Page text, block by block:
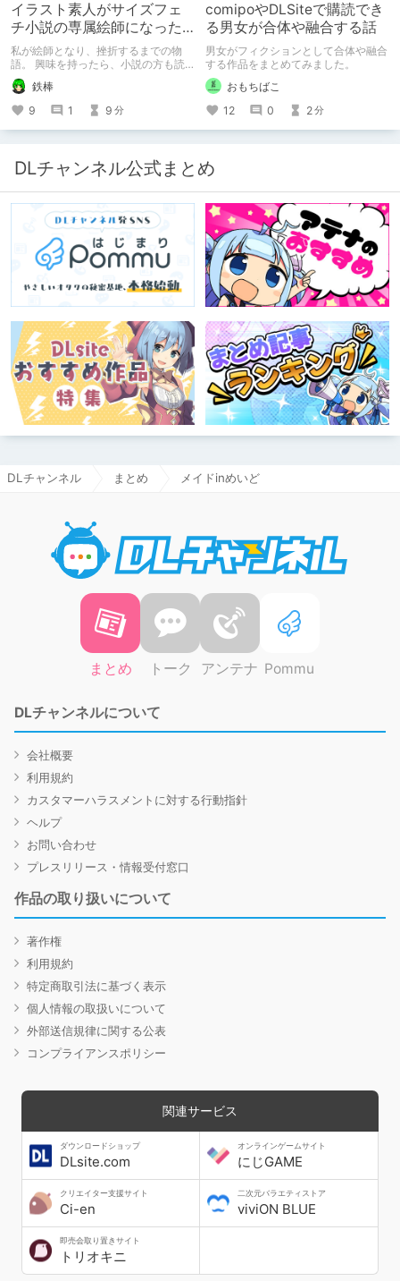
イラスト素人がサイズフェ
チ小説の専属絵師になった
お話
私が絵師となり、挫折するまでの物
語。 興味を持ったら、小説の方も読
んで欲しいなって感じ 私の絵を使っ
てくれてる小説書きさんのページＵＲ
Ｌ
https://www.pixiv.net/users/341489
73/novels?p=1
鉄棒
9
1 9 分
comipoやDLSiteで購読でき
る男女が合体や融合する話
男女がフィクションとして合体や融合
する作品をまとめてみました。
おもちばこ
12
0 2分
DLチャンネル公式まとめ
DLチャンネル まとめ メイドinめいど
まとめ トーク アンテナ Pommu
DLチャンネルについて
会社概要
利用規約
カスタマーハラスメントに対する行動指針
ヘルプ
お問い合わせ
プレスリリース・情報受付窓口
作品の取り扱いについて
著作権
利用規約
特定商取引法に基づく表示
個人情報の取扱いについて
外部送信規律に関する公表
コンプライアンスポリシー
関連サービス
ダウンロードショップ
DLsite.com
オンラインゲームサイト
にじGAME
クリエイター支援サイト
Ci-en
二次元バラエティストア
viviON BLUE
即売会取り置きサイト
トリオキニ